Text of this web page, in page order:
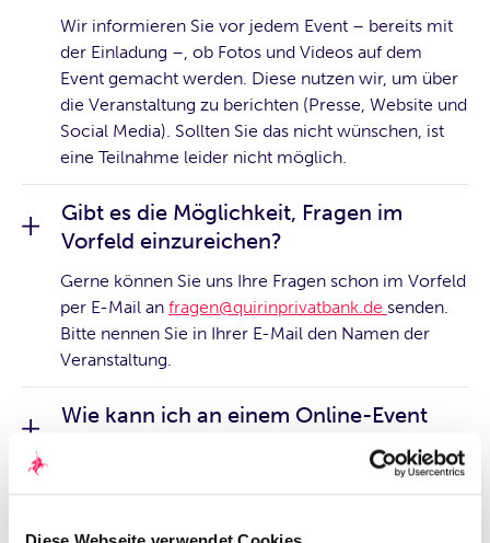
Wir informieren Sie vor jedem Event – bereits mit
der Einladung –, ob Fotos und Videos auf dem
Event gemacht werden. Diese nutzen wir, um über
die Veranstaltung zu berichten (Presse, Website und
Social Media). Sollten Sie das nicht wünschen, ist
eine Teilnahme leider nicht möglich.
Gibt es die Möglichkeit, Fragen im
Vorfeld einzureichen?
Gerne können Sie uns Ihre Fragen schon im Vorfeld
per E-Mail an fragen@quirinprivatbank.de senden.
Bitte nennen Sie in Ihrer E-Mail den Namen der
Veranstaltung.
Wie kann ich an einem Online-Event
Für die Teilnahme an unseren Online-Events
ein Gerät mit Audio- und Video-Funktionalität. Für